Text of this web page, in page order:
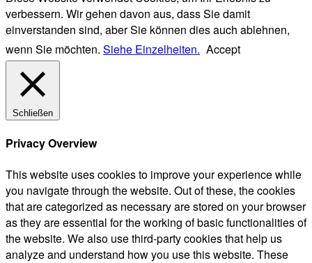
verbessern. Wir gehen davon aus, dass Sie damit
einverstanden sind, aber Sie können dies auch ablehnen,
wenn Sie möchten. Siehe Einzelheiten. Accept
Schließen
Privacy Overview
This website uses cookies to improve your experience while
you navigate through the website. Out of these, the cookies
that are categorized as necessary are stored on your browser
as they are essential for the working of basic functionalities of
the website. We also use third-party cookies that help us
analyze and understand how you use this website. These